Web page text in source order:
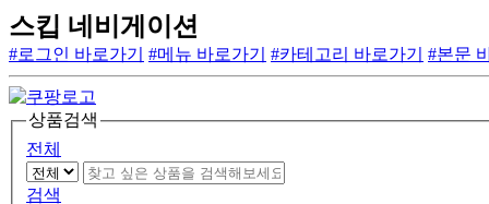
스킵 네비게이션
#로그인 바로가기 #메뉴 바로가기 #카테고리 바로가기 #본문
상품검색
전체
검색